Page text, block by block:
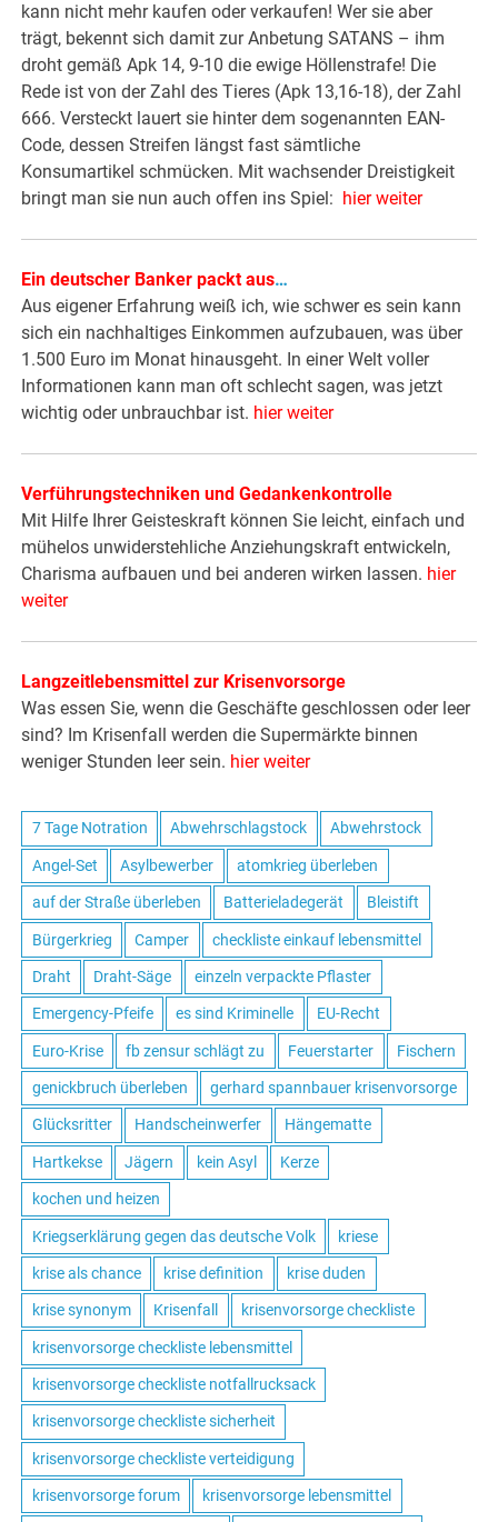
kann nicht mehr kaufen oder verkaufen! Wer sie aber
trägt, bekennt sich damit zur Anbetung SATANS – ihm
droht gemäß Apk 14, 9-10 die ewige Höllenstrafe! Die
Rede ist von der Zahl des Tieres (Apk 13,16-18), der Zahl
666. Versteckt lauert sie hinter dem sogenannten EAN-
Code, dessen Streifen längst fast sämtliche
Konsumartikel schmücken. Mit wachsender Dreistigkeit
bringt man sie nun auch offen ins Spiel: hier weiter
Ein deutscher Banker packt aus…
Aus eigener Erfahrung weiß ich, wie schwer es sein kann
sich ein nachhaltiges Einkommen aufzubauen, was über
1.500 Euro im Monat hinausgeht. In einer Welt voller
Informationen kann man oft schlecht sagen, was jetzt
wichtig oder unbrauchbar ist. hier weiter
Verführungstechniken und Gedankenkontrolle
Mit Hilfe Ihrer Geisteskraft können Sie leicht, einfach und
mühelos unwiderstehliche Anziehungskraft entwickeln,
Charisma aufbauen und bei anderen wirken lassen. hier
weiter
Langzeitlebensmittel zur Krisenvorsorge
Was essen Sie, wenn die Geschäfte geschlossen oder leer
sind? Im Krisenfall werden die Supermärkte binnen
weniger Stunden leer sein. hier weiter
7 Tage Notration Abwehrschlagstock Abwehrstock
Angel-Set Asylbewerber atomkrieg überleben
auf der Straße überleben Batterieladegerät Bleistift
Bürgerkrieg Camper checkliste einkauf lebensmittel
Draht Draht-Säge einzeln verpackte Pflaster
Emergency-Pfeife es sind Kriminelle EU-Recht
Euro-Krise fb zensur schlägt zu Feuerstarter Fischern
genickbruch überleben gerhard spannbauer krisenvorsorge
Glücksritter Handscheinwerfer Hängematte
Hartkekse Jägern kein Asyl Kerze
kochen und heizen
Kriegserklärung gegen das deutsche Volk kriese
krise als chance krise definition krise duden
krise synonym Krisenfall krisenvorsorge checkliste
krisenvorsorge checkliste lebensmittel
krisenvorsorge checkliste notfallrucksack
krisenvorsorge checkliste sicherheit
krisenvorsorge checkliste verteidigung
krisenvorsorge forum krisenvorsorge lebensmittel